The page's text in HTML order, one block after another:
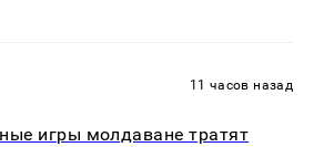
11 часов назад
игры молдаване тратят